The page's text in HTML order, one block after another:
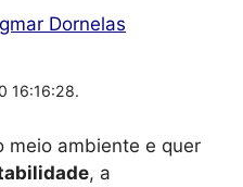
Dornelas
16:16:28.
meio ambiente e quer
, a